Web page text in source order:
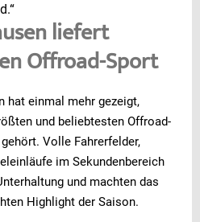
liefert
Offroad-Sport
hat einmal mehr gezeigt,
und beliebtesten Offroad-
Volle Fahrerfelder,
im Sekundenbereich
und machten das
Highlight der Saison.